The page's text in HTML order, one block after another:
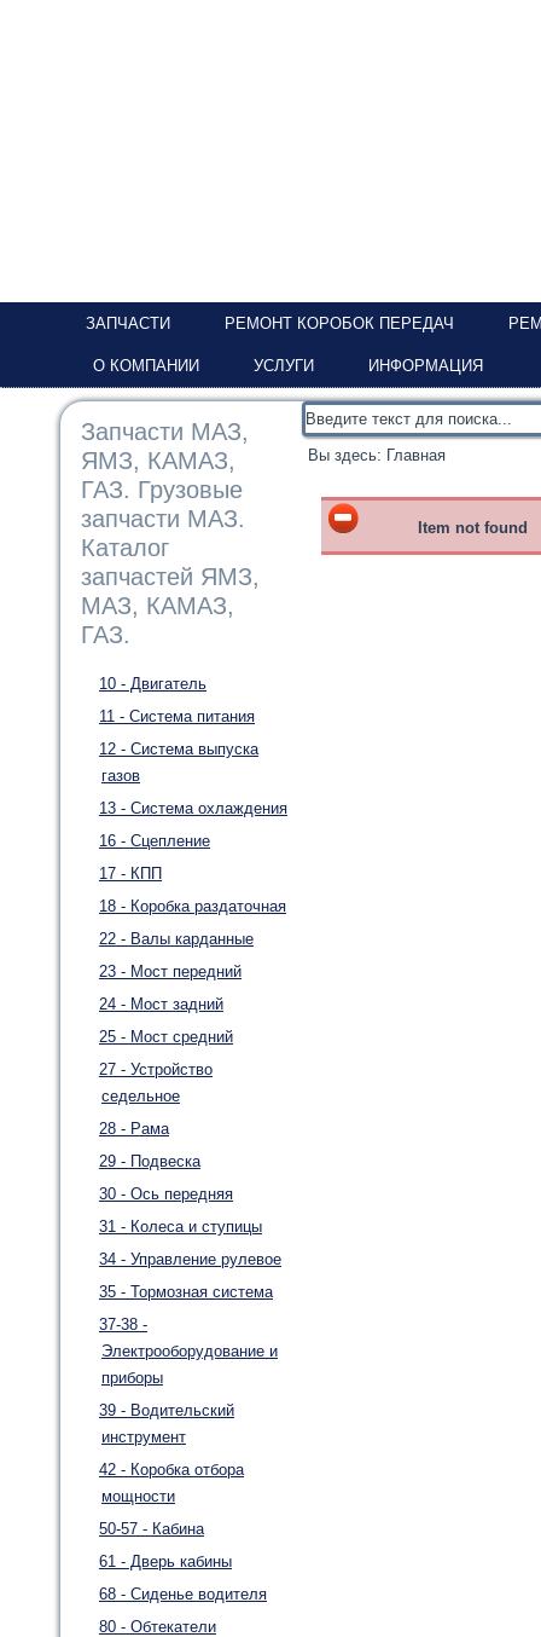
ЗАПЧАСТИ РЕМОНТ КОРОБОК ПЕРЕДАЧ
О КОМПАНИИ УСЛУГИ ИНФОРМАЦИЯ
Запчасти МАЗ,
ЯМЗ, КАМАЗ,
ГАЗ. Грузовые
запчасти МАЗ.
Каталог
запчастей ЯМЗ,
МАЗ, КАМАЗ,
ГАЗ.
10 - Двигатель
11 - Система питания
12 - Система выпуска
газов
13 - Система охлаждения
16 - Сцепление
17 - КПП
18 - Коробка раздаточная
22 - Валы карданные
23 - Мост передний
24 - Мост задний
25 - Мост средний
27 - Устройство
седельное
28 - Рама
29 - Подвеска
30 - Ось передняя
31 - Колеса и ступицы
34 - Управление рулевое
35 - Тормозная система
37-38 -
Электрооборудование и
приборы
39 - Водительский
инструмент
42 - Коробка отбора
мощности
50-57 - Кабина
61 - Дверь кабины
68 - Сиденье водителя
80 - Обтекатели
Вы здесь: Главная
Item not found